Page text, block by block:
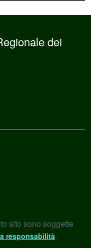
dei
sito sono soggette
responsabilità.